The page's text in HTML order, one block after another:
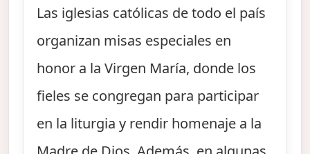
Las iglesias católicas de todo el país
organizan misas especiales en
honor a la Virgen María, donde los
fieles se congregan para participar
en la liturgia y rendir homenaje a la